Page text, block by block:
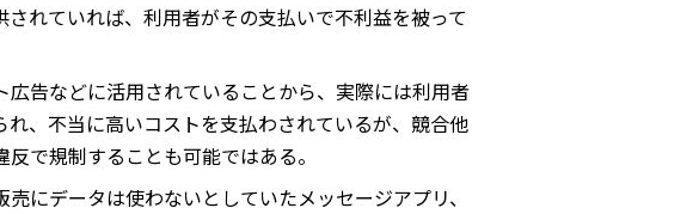
れていれば、利用者がその支払いで不利益を被って
告などに活用されていることから、実際には利用者
、不当に高いコストを支払わされているが、競合他
で規制することも可能ではある。
にデータは使わないとしていたメッセージアプリ、